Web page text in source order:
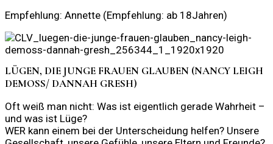
Empfehlung: Annette (Empfehlung: ab 18Jahren)
LÜGEN, DIE JUNGE FRAUEN GLAUBEN (NANCY LEIGH
DEMOSS/ DANNAH GRESH) ​
Oft weiß man nicht: Was ist eigentlich gerade Wahrheit –
und was ist Lüge?
WER kann einem bei der Unterscheidung helfen? Unsere